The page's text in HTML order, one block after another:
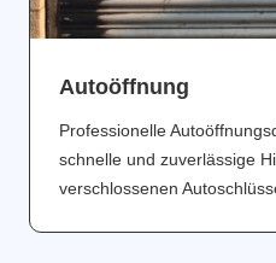
Аutoöffnung
Professionelle
schnelle und zuverlässige
verschlossenen